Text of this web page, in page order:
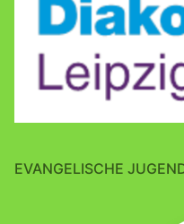
EVANGELISCHE